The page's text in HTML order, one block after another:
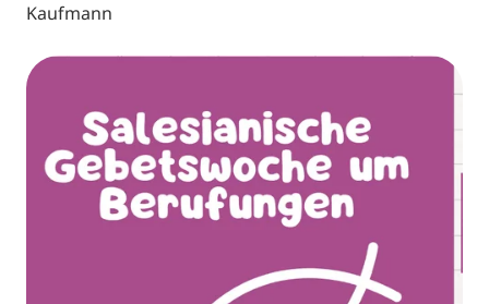
Kaufmann